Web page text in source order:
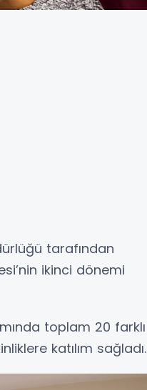
tarafından
ikinci dönemi
toplam 20 farklı
katılım sağladı.